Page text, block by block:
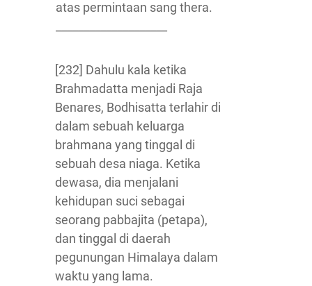
atas permintaan sang thera.
[232] Dahulu kala ketika
Brahmadatta menjadi Raja
Benares, Bodhisatta terlahir di
dalam sebuah keluarga
brahmana yang tinggal di
sebuah desa niaga. Ketika
dewasa, dia menjalani
kehidupan suci sebagai
seorang pabbajita (petapa),
dan tinggal di daerah
pegunungan Himalaya dalam
waktu yang lama.